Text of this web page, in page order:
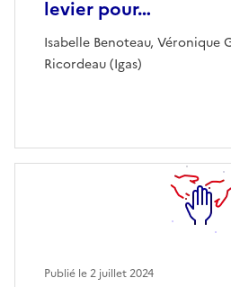
levier pour…
Isabelle Benoteau, Véronique
Ricordeau (Igas)
Publié le2 juillet 2024